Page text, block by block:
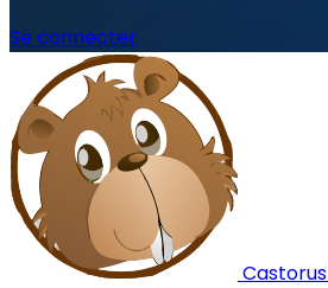
Se connecter
Castorus